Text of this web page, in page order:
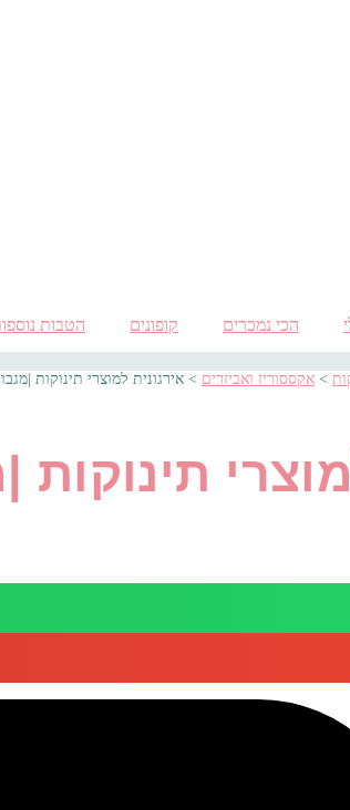
הכי נמכרים קופונים הטבות
> אקססוריז ואביזרים > אירגונית למוצרי תינוקות